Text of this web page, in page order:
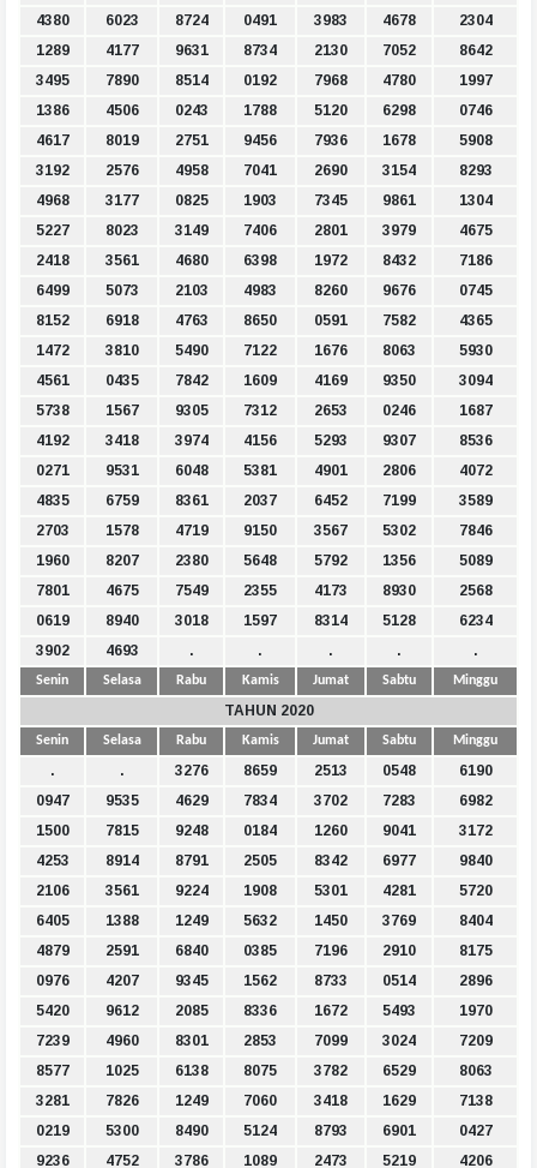
4380
6023 8724 0491 3983 4678
2304
1289
4177 9631 8734 2130 7052
8642
3495
7890 8514 0192 7968 4780
1997
1386
4506 0243 1788 5120 6298
0746
4617
8019 2751 9456 7936 1678
5908
3192
2576 4958 7041 2690 3154
8293
4968
3177 0825 1903 7345 9861
1304
5227
8023 3149 7406 2801 3979
4675
2418
3561 4680 6398 1972 8432
7186
6499
5073 2103 4983 8260 9676
0745
8152
6918 4763 8650 0591 7582
4365
1472
3810 5490 7122 1676 8063
5930
4561
0435 7842 1609 4169 9350
3094
5738
1567 9305 7312 2653 0246
1687
4192
3418 3974 4156 5293 9307
8536
0271
9531 6048 5381 4901 2806
4072
4835
6759 8361 2037 6452 7199
3589
2703
1578 4719 9150 3567 5302
7846
1960
8207 2380 5648 5792 1356
5089
7801
4675 7549 2355 4173 8930
2568
0619
8940 3018 1597 8314 5128
6234
3902
4693 . . . . .
Senin Selasa Rabu Kamis Jumat Sabtu Minggu
TAHUN 2020
Senin Selasa Rabu Kamis Jumat Sabtu Minggu
. . 3276 8659 2513 0548
6190
0947
9535 4629 7834 3702 7283
6982
1500
7815 9248 0184 1260 9041
3172
4253
8914 8791 2505 8342 6977
9840
2106
3561 9224 1908 5301 4281
5720
6405
1388 1249 5632 1450 3769
8404
4879
2591 6840 0385 7196 2910
8175
0976
4207 9345 1562 8733 0514
2896
5420
9612 2085 8336 1672 5493
1970
7239
4960 8301 2853 7099 3024
7209
8577
1025 6138 8075 3782 6529
8063
3281
7826 1249 7060 3418 1629
7138
0219
5300 8490 5124 8793 6901
0427
9236
4752 3786 1089 2473 5219 4206